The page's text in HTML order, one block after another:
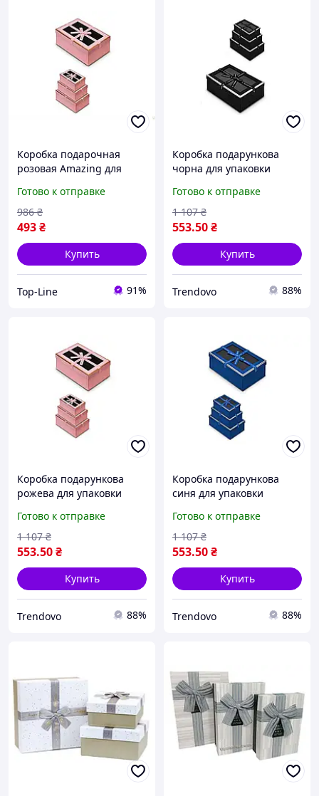
Коробка подарочная
розовая Amazing для
сюрпризов 3 штуки в
наборе
Готово к отправке
493₴
986 ₴
Купить
Top-Line 91%
Коробка подарункова
чорна для упаковки
штук Amazing R33283B
ТМ STENSON
Готово к отправке
553.50₴
1 107 ₴
Купить
Trendovo 88%
Коробка подарункова
рожева для упаковки
для святкових подій
Готово к отправке
553.50₴
1 107 ₴
Купить
Trendovo 88%
Коробка подарункова
синя для упаковки
штук для святкових подій
Готово к отправке
553.50₴
1 107 ₴
Купить
Trendovo 88%